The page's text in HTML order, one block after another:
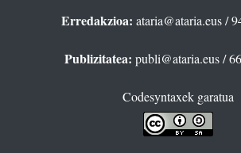
Erredakzioa: ataria@ataria.eus/
Publizitatea: publi@ataria.eus/
Codesyntaxek garatua